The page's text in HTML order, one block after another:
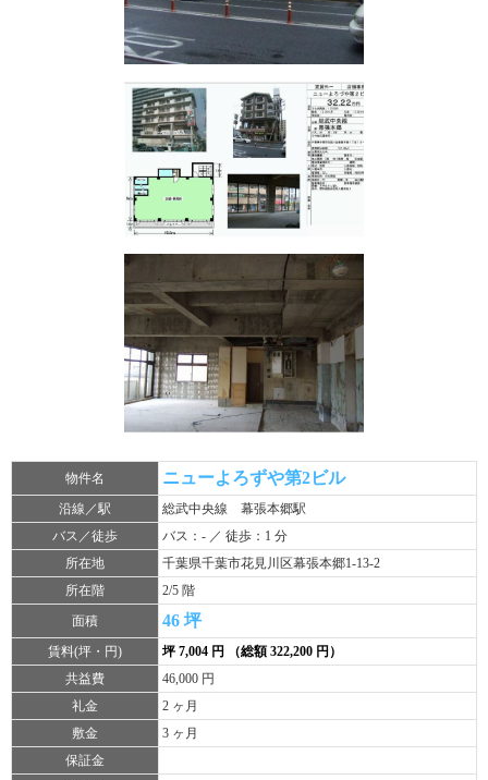
物件名 ニューよろずや第2ビル
沿線／駅
総武中央線 幕張本郷駅
バス／徒歩
バス：- ／ 徒歩：1 分
所在地
千葉県千葉市花見川区幕張本郷1-13-2
所在階
2/5 階
面積
46 坪
賃料(坪・円)
坪 7,004 円 （総額 322,200 円）
共益費
46,000 円
礼金
2 ヶ月
敷金
3 ヶ月
保証金